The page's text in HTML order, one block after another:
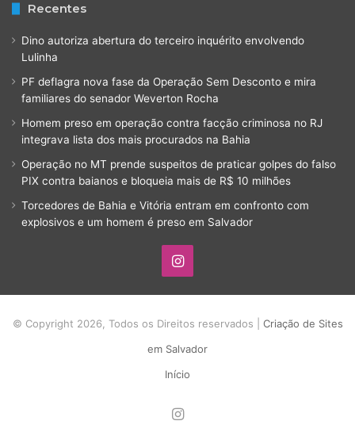
Recentes
Dino autoriza abertura do terceiro inquérito envolvendo
Lulinha
PF deflagra nova fase da Operação Sem Desconto e mira
familiares do senador Weverton Rocha
Homem preso em operação contra facção criminosa no RJ
integrava lista dos mais procurados na Bahia
Operação no MT prende suspeitos de praticar golpes do falso
PIX contra baianos e bloqueia mais de R$ 10 milhões
Torcedores de Bahia e Vitória entram em confronto com
explosivos e um homem é preso em Salvador
Instagram
© Copyright 2026, Todos os Direitos reservados | Criação de Sites
em Salvador
Início
Instagram